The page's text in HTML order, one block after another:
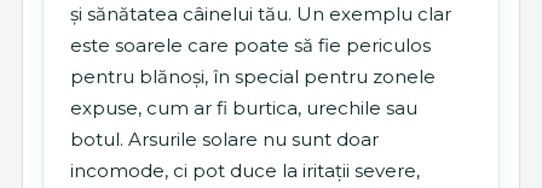
și sănătatea câinelui tău. Un exemplu clar
este soarele care poate să fie periculos
pentru blănoși, în special pentru zonele
expuse, cum ar fi burtica, urechile sau
botul. Arsurile solare nu sunt doar
incomode, ci pot duce la iritații severe,